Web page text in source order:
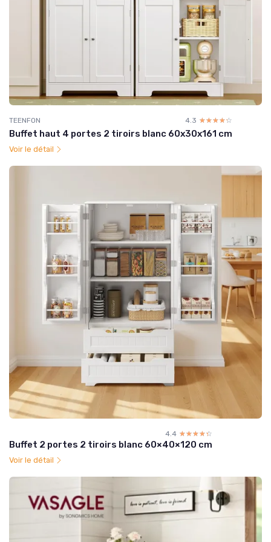
TEENFON 4.3 ☆☆☆☆☆
★★★★★
Buffet haut 4 portes 2 tiroirs blanc 60x30x161 cm
Voir le détail
4.4 ☆☆☆☆☆
★★★★★
Buffet 2 portes 2 tiroirs blanc 60×40×120 cm
Voir le détail